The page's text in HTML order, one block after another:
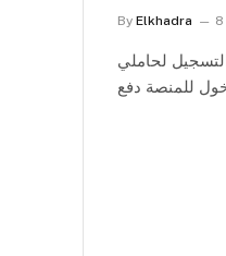
By Elkhadra
لحاملي